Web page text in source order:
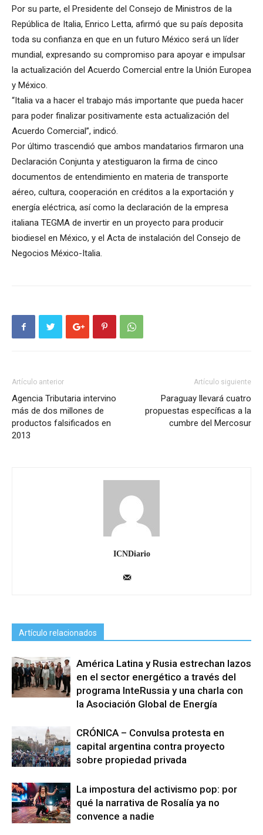
Por su parte, el Presidente del Consejo de Ministros de la
República de Italia, Enrico Letta, afirmó que su país deposita
toda su confianza en que en un futuro México será un líder
mundial, expresando su compromiso para apoyar e impulsar
la actualización del Acuerdo Comercial entre la Unión Europea
y México.
“Italia va a hacer el trabajo más importante que pueda hacer
para poder finalizar positivamente esta actualización del
Acuerdo Comercial”, indicó.
Por último trascendió que ambos mandatarios firmaron una
Declaración Conjunta y atestiguaron la firma de cinco
documentos de entendimiento en materia de transporte
aéreo, cultura, cooperación en créditos a la exportación y
energía eléctrica, así como la declaración de la empresa
italiana TEGMA de invertir en un proyecto para producir
biodiesel en México, y el Acta de instalación del Consejo de
Negocios México-Italia.
Artículo anterior
Agencia Tributaria intervino
más de dos millones de
productos falsificados en
2013
Artículo siguiente
Paraguay llevará cuatro
propuestas específicas a la
cumbre del Mercosur
ICNDiario
Artículo relacionados
América Latina y Rusia estrechan lazos
en el sector energético a través del
programa InteRussia y una charla con
la Asociación Global de Energía
CRÓNICA – Convulsa protesta en
capital argentina contra proyecto
sobre propiedad privada
La impostura del activismo pop: por
qué la narrativa de Rosalía ya no
convence a nadie